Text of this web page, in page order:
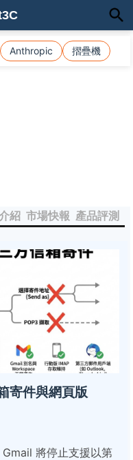
Anthropic 摺疊機
紹 市場快報 產品評測
寄件與網頁版
將停止支援以第